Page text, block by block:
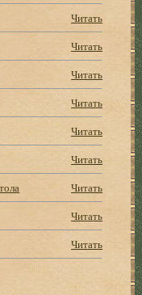
Читать
Читать
Читать
Читать
Читать
Читать
Читать
Читать
Читать